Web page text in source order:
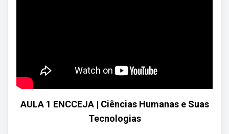
AULA 1 ENCCEJA | Ciências Humanas e Suas
Tecnologias